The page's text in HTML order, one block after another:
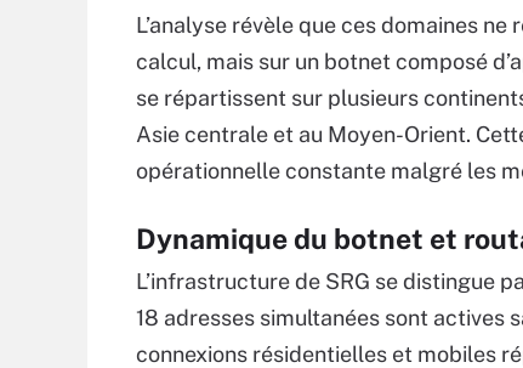
L’analyse révèle que ces domaines
calcul, mais sur un botnet composé
se répartissent sur plusieurs
Asie centrale et au Moyen-Orient.
opérationnelle constante malgré les
Dynamique du botnet et
L’infrastructure de SRG se distingue
18 adresses simultanées sont actives
connexions résidentielles et mobiles